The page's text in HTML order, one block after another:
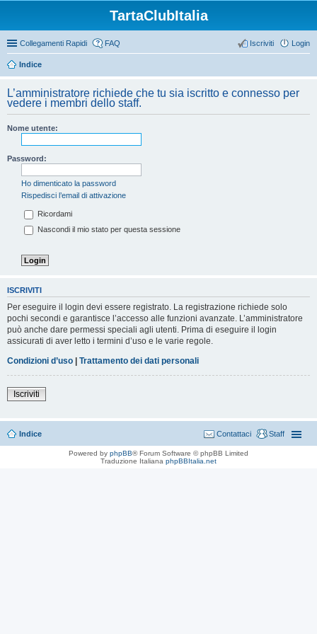
TartaClubItalia
Collegamenti Rapidi FAQ Login
Iscriviti
Indice
L’amministratore richiede che tu sia iscritto e connesso per
vedere i membri dello staff.
Nome utente:
Password:
Ho dimenticato la password
Rispedisci l’email di attivazione
Ricordami
Nascondi il mio stato per questa sessione
ISCRIVITI
Per eseguire il login devi essere registrato. La registrazione richiede solo
pochi secondi e garantisce l’accesso alle funzioni avanzate. L’amministratore
può anche dare permessi speciali agli utenti. Prima di eseguire il login
assicurati di aver letto i termini d’uso e le varie regole.
Condizioni d’uso | Trattamento dei dati personali
Iscriviti
Indice Staff
Contattaci
Powered by phpBB® Forum Software © phpBB Limited
Traduzione Italiana phpBBItalia.net